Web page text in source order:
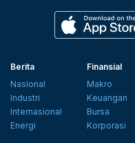
Berita
Nasional
Industri
Internasional
Energi
Finansial
Makro
Keuangan
Bursa
Korporasi